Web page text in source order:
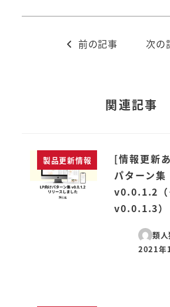
前の記事 次の
関連記事
製品更新情報
[情報更新
パターン集
v0.0.1.2（
v0.0.1.3）
類
投稿日
2021年